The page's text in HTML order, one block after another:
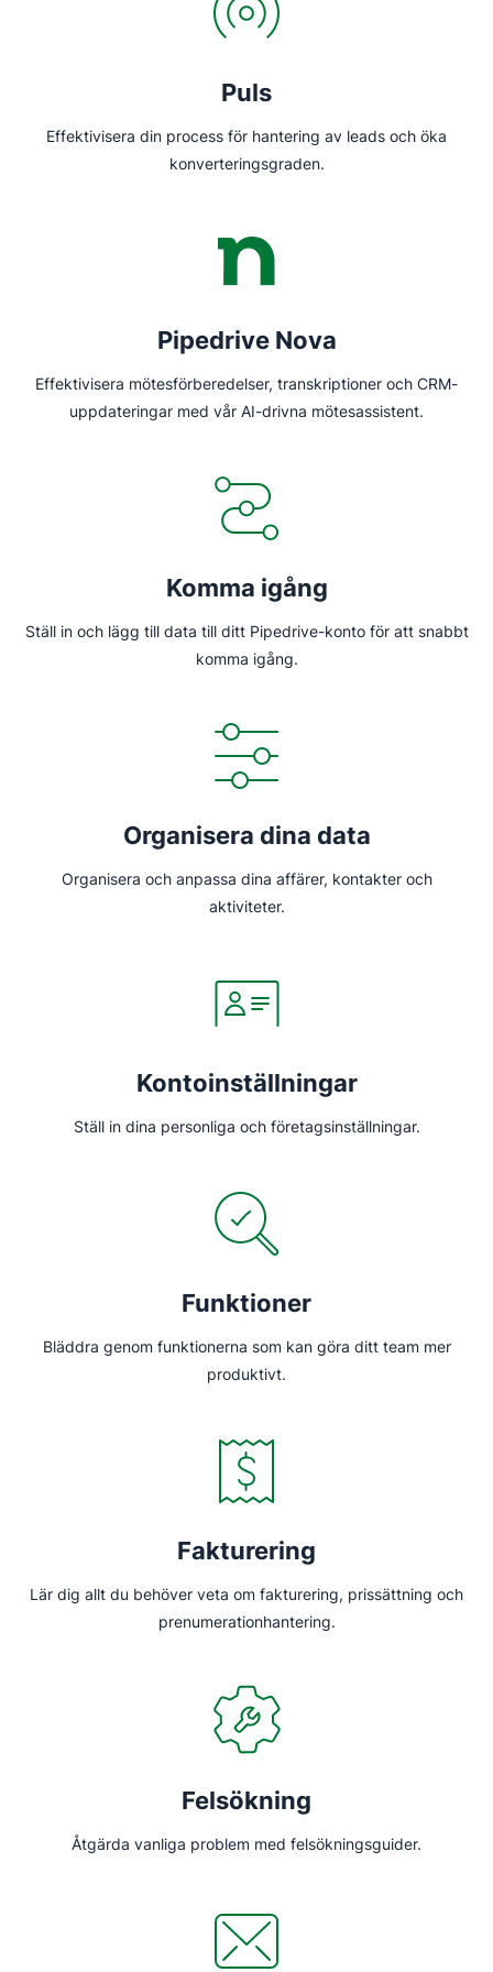
Puls
Effektivisera din process för hantering av leads och öka
konverteringsgraden.
Pipedrive Nova
Effektivisera mötesförberedelser, transkriptioner och CRM-
uppdateringar med vår AI-drivna mötesassistent.
Komma igång
Ställ in och lägg till data till ditt Pipedrive-konto för att snabbt
komma igång.
Organisera dina data
Organisera och anpassa dina affärer, kontakter och
aktiviteter.
Kontoinställningar
Ställ in dina personliga och företagsinställningar.
Funktioner
Bläddra genom funktionerna som kan göra ditt team mer
produktivt.
Fakturering
Lär dig allt du behöver veta om fakturering, prissättning och
prenumerationhantering.
Felsökning
Åtgärda vanliga problem med felsökningsguider.